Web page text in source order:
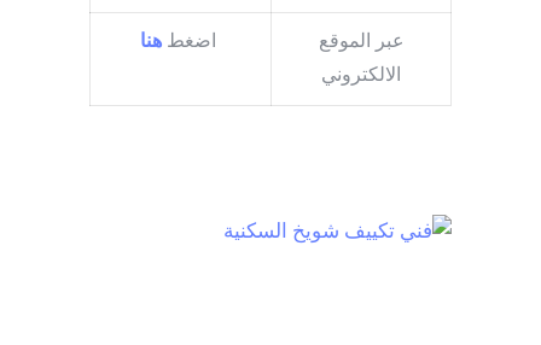
عبر الموقع
الالكتروني
اضغطهنا